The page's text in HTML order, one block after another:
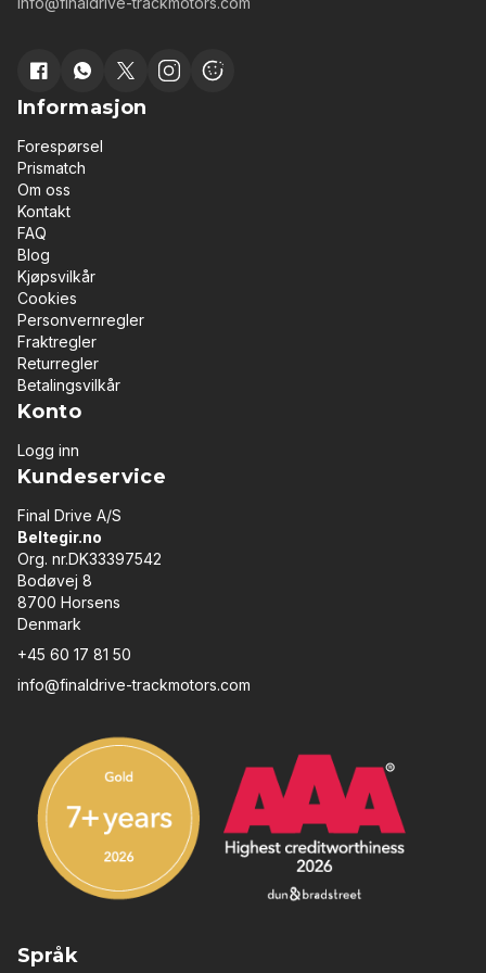
skiller seg fra mange andre maskintyper ved å
områder Presisjonsarbeid på byggeplasser
Innendørs bruk i lager- og landbruksbygninger
Effektiv drift med et bredt utvalg av redskaper
Spesielt kompakte beltegående lastere (skid
steers med gummibelter) har blitt populære på
grunn av svært godt grep, lavt marktrykk og
stabil drift på mykt eller ujevnt underlag.
av de mest belastede og kritiske komponentene
på en skid steer-maskin. Det overfører kraft fra
hydraulikksystemet til understell og sørger for
jevn og presis bevegelse med korrekt
dreiemoment. Vanlige tegn på et slitt eller defekt
sluttdrev: Redusert trekkraft Rykkete eller ujevn
bevegelse Uvanlig støy fra understellet Oljel
lekkasje fra sluttdrevet Når sluttdrevet ikke
fungerer korrekt, påvirkes både produktivitet og
driftssikkerhet betydelig. Nye sluttdrev for skid
steer-maskiner Vi leverer nye, komplette
sluttdrev for skid steer-maskiner, egnet for både
hjul- og beltegående modeller. Våre sluttdrev er:
Utviklet for profesjonell bruk Testet for korrekt
trykk, flow og dreiemoment Et kostnadseffektivt
alternativ til originaldeler Vi tilbyr sluttdrev til
mange populære skid steer-merker, inkludert:
Deere m.fl. Er du usikker på hvilket sluttdrev som
passer din maskin, hjelper vi gjerne med
oss? Som leverandør med spesialisering innen
hydrauliske komponenter og drivsystemer tilbyr
vi solid teknisk kompetanse: Teknisk rådgivning
før kjøp Rask levering innen Europa Fokus på
holdbarhet og driftssikkerhet Support før og
etter levering Vårt mål er ikke bare å selge et
sluttdrev, men å sikre at din skid steer raskt og
pålitelig kommer tilbake i drift.
Informasjon
Forespørsel
Prismatch
Om oss
Kontakt
FAQ
Blog
Kjøpsvilkår
Cookies
Personvernregler
Fraktregler
Returregler
Betalingsvilkår
Konto
Logg inn
Kundeservice
Final Drive A/S
Beltegir.no
Org. nr.DK33397542
Bodøvej 8
8700 Horsens
Denmark
+45 60 17 81 50
info@finaldrive-trackmotors.com
Språk